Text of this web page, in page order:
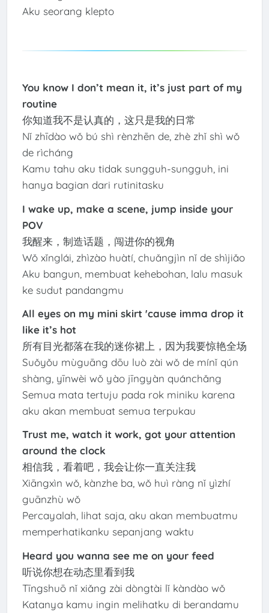
Aku seorang klepto
You know I don’t mean it, it’s just part of my
routine
你知道我不是认真的，这只是我的日常
Nǐ zhīdào wǒ bú shì rènzhēn de, zhè zhǐ shì wǒ
de rìcháng
Kamu tahu aku tidak sungguh-sungguh, ini
hanya bagian dari rutinitasku
I wake up, make a scene, jump inside your
POV
我醒来，制造话题，闯进你的视角
Wǒ xǐnglái, zhìzào huàtí, chuǎngjìn nǐ de shìjiǎo
Aku bangun, membuat kehebohan, lalu masuk
ke sudut pandangmu
All eyes on my mini skirt 'cause imma drop it
like it’s hot
所有目光都落在我的迷你裙上，因为我要惊艳全场
Suǒyǒu mùguāng dōu luò zài wǒ de mínǐ qún
shàng, yīnwèi wǒ yào jīngyàn quánchǎng
Semua mata tertuju pada rok miniku karena
aku akan membuat semua terpukau
Trust me, watch it work, got your attention
around the clock
相信我，看着吧，我会让你一直关注我
Xiāngxìn wǒ, kànzhe ba, wǒ huì ràng nǐ yìzhí
guānzhù wǒ
Percayalah, lihat saja, aku akan membuatmu
memperhatikanku sepanjang waktu
Heard you wanna see me on your feed
听说你想在动态里看到我
Tīngshuō nǐ xiǎng zài dòngtài lǐ kàndào wǒ
Katanya kamu ingin melihatku di berandamu